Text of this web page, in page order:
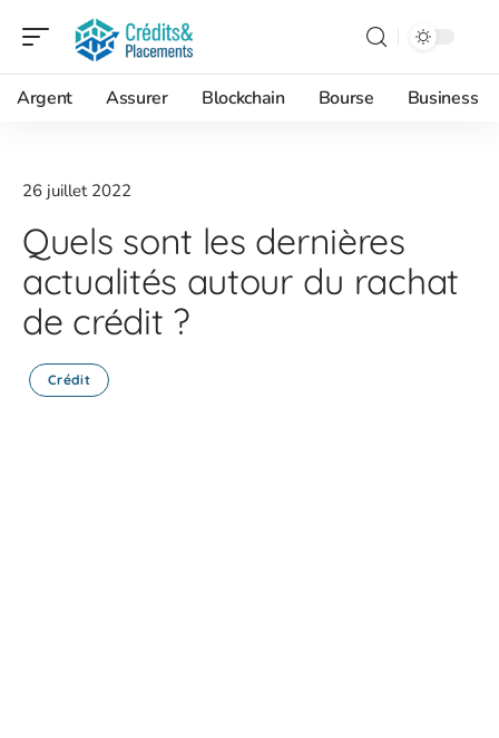
Argent Assurer Blockchain Bourse Business
26 juillet 2022
Quels sont les dernières
actualités autour du rachat
de crédit ?
Crédit